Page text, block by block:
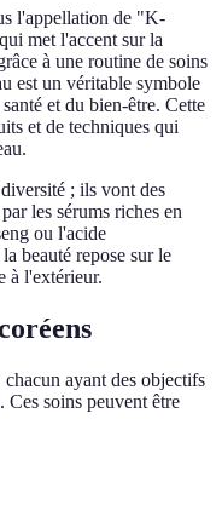
l'appellation de "K-
met l'accent sur la
à une routine de soins
est un véritable symbole
et du bien-être. Cette
et de techniques qui
; ils vont des
les sérums riches en
ou l'acide
beauté repose sur le
à l'extérieur.
ayant des objectifs
Ces soins peuvent être